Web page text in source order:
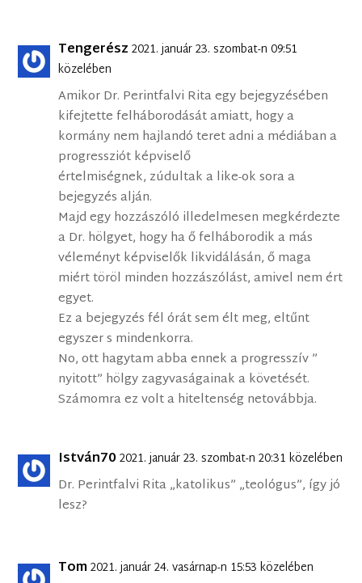
Tengerész 2021. január 23. szombat-n 09:51
közelében
Amikor Dr. Perintfalvi Rita egy bejegyzésében
kifejtette felháborodását amiatt, hogy a
kormány nem hajlandó teret adni a médiában a
progressziót képviselő
értelmiségnek, zúdultak a like-ok sora a
bejegyzés alján.
Majd egy hozzászóló illedelmesen megkérdezte
a Dr. hölgyet, hogy ha ő felháborodik a más
véleményt képviselők likvidálásán, ő maga
miért töröl minden hozzászólást, amivel nem ért
egyet.
Ez a bejegyzés fél órát sem élt meg, eltűnt
egyszer s mindenkorra.
No, ott hagytam abba ennek a progresszív ”
nyitott” hölgy zagyvaságainak a követését.
Számomra ez volt a hiteltenség netovábbja.
István702021. január 23. szombat-n 20:31 közelében
Dr. Perintfalvi Rita „katolikus” „teológus”, így jó
lesz?
Tom2021. január 24. vasárnap-n 15:53 közelében